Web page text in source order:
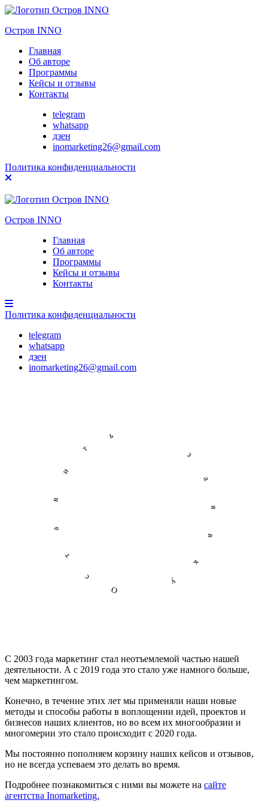
Остров INNO
Главная
Об авторе
Программы
Кейсы и отзывы
Контакты
telegram
whatsapp
дзен
inomarketing26@gmail.com
Политика конфиденциальности
Остров INNO
Главная
Об авторе
Программы
Кейсы и отзывы
Контакты
Политика конфиденциальности
telegram
whatsapp
дзен
inomarketing26@gmail.com
Оставить заявку
С 2003 года маркетинг стал неотъемлемой частью нашей
деятельности. А с 2019 года это стало уже намного больше,
чем маркетингом.
Конечно, в течение этих лет мы применяли наши новые
методы и способы работы в воплощении идей, проектов и
бизнесов наших клиентов, но во всем их многообразии и
многомерии это стало происходит с 2020 года.
Мы постоянно пополняем корзину наших кейсов и отзывов,
но не всегда успеваем это делать во время.
Подробнее познакомиться с ними вы можете на сайте
агентства Inomarketing.